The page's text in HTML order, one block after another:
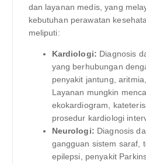
dan layanan medis, yang
kebutuhan perawatan
meliputi:
Kardiologi: Diagnosis
yang berhubungan
penyakit jantung,
Layanan mungkin
ekokardiogram,
prosedur kardiologi
Neurologi: Diagnosis
gangguan sistem saraf,
epilepsi, penyakit